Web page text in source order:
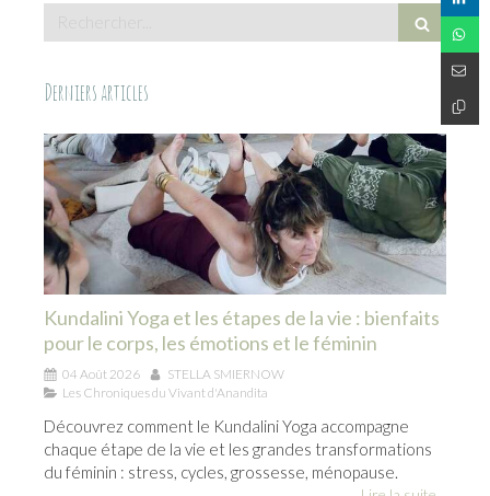
Derniers articles
Kundalini Yoga et les étapes de la vie : bienfaits
pour le corps, les émotions et le féminin
04 Août 2026
STELLA SMIERNOW
Les Chroniques du Vivant d'Anandita
Découvrez comment le Kundalini Yoga accompagne
chaque étape de la vie et les grandes transformations
du féminin : stress, cycles, grossesse, ménopause.